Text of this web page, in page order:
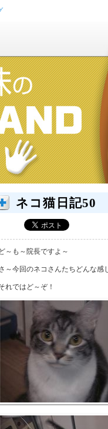
ネコ猫日記50
ど～も～院長ですよ～
～今回のネコさんたちどんな感
れではど～ぞ！